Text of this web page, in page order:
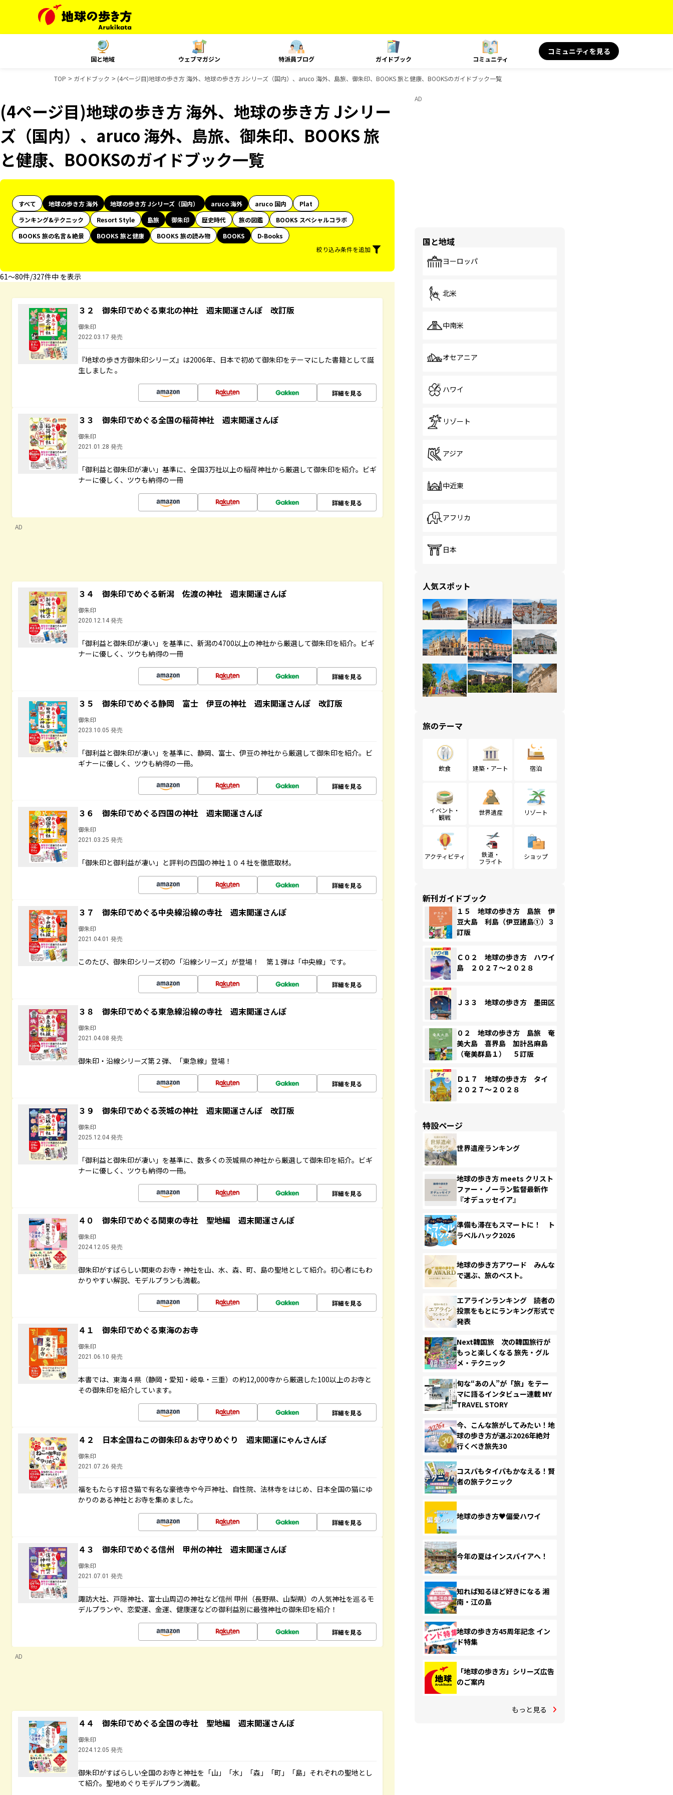
国と地域 ウェブマガジン 特派員ブログ ガイドブック コミュニティ
コミュニティを見る
TOP ガイドブック (4ページ目)地球の歩き方 海外、地球の歩き方 Jシリーズ（国内）、aruco 海外、島旅、御朱印、BOOKS 旅と健康、BOOKSのガイドブック一覧
(4ページ目)地球の歩き方 海外、地球の歩き方 Jシリー
ズ（国内）、aruco 海外、島旅、御朱印、BOOKS 旅
と健康、BOOKSのガイドブック一覧
すべて 地球の歩き方 海外 地球の歩き方 Jシリーズ（国内） aruco 海外 aruco 国内
Plat
ランキング&テクニック
Resort Style 島旅 御朱印 歴史時代 旅の図鑑
BOOKS スペシャルコラボ
BOOKS 旅の名言＆絶景
BOOKS 旅と健康 BOOKS 旅の読み物 BOOKS
D-Books
絞り込み条件を追加
61〜80件/327件中 を表示
３２ 御朱印でめぐる東北の神社 週末開運さんぽ 改訂版
御朱印
2022.03.17 発売
『地球の歩き方御朱印シリーズ』は2006年、日本で初めて御朱印をテーマにした書籍として誕
生しました 。
詳細を見る
３３ 御朱印でめぐる全国の稲荷神社 週末開運さんぽ
御朱印
2021.01.28 発売
「御利益と御朱印が凄い」基準に、全国3万社以上の稲荷神社から厳選して御朱印を紹介。ビギ
ナーに優しく、ツウも納得の一冊
詳細を見る
AD
３４ 御朱印でめぐる新潟 佐渡の神社 週末開運さんぽ
御朱印
2020.12.14 発売
「御利益と御朱印が凄い」を基準に、新潟の4700以上の神社から厳選して御朱印を紹介。ビギ
ナーに優しく、ツウも納得の一冊
詳細を見る
３５ 御朱印でめぐる静岡 富士 伊豆の神社 週末開運さんぽ 改訂版
御朱印
2023.10.05 発売
「御利益と御朱印が凄い」を基準に、静岡、富士、伊豆の神社から厳選して御朱印を紹介。ビ
ギナーに優しく、ツウも納得の一冊。
詳細を見る
３６ 御朱印でめぐる四国の神社 週末開運さんぽ
御朱印
2021.03.25 発売
「御朱印と御利益が凄い」と評判の四国の神社１０４社を徹底取材。
詳細を見る
３７ 御朱印でめぐる中央線沿線の寺社 週末開運さんぽ
御朱印
2021.04.01 発売
このたび、御朱印シリーズ初の「沿線シリーズ」が登場！ 第１弾は「中央線」です。
詳細を見る
３８ 御朱印でめぐる東急線沿線の寺社 週末開運さんぽ
御朱印
2021.04.08 発売
御朱印・沿線シリーズ第２弾、「東急線」登場！
詳細を見る
３９ 御朱印でめぐる茨城の神社 週末開運さんぽ 改訂版
御朱印
2025.12.04 発売
「御利益と御朱印が凄い」を基準に、数多くの茨城県の神社から厳選して御朱印を紹介。ビギ
ナーに優しく、ツウも納得の一冊。
詳細を見る
４０ 御朱印でめぐる関東の寺社 聖地編 週末開運さんぽ
御朱印
2024.12.05 発売
御朱印がすばらしい関東のお寺・神社を山、水、森、町、島の聖地として紹介。初心者にもわ
かりやすい解説、モデルプランも満載。
詳細を見る
４１ 御朱印でめぐる東海のお寺
御朱印
2021.06.10 発売
本書では、東海４県（静岡・愛知・岐阜・三重）の約12,000寺から厳選した100以上のお寺と
その御朱印を紹介しています。
詳細を見る
４２ 日本全国ねこの御朱印＆お守りめぐり 週末開運にゃんさんぽ
御朱印
2021.07.26 発売
福をもたらす招き猫で有名な豪徳寺や今戸神社、自性院、法林寺をはじめ、日本全国の猫にゆ
かりのある神社とお寺を集めました。
詳細を見る
４３ 御朱印でめぐる信州 甲州の神社 週末開運さんぽ
御朱印
2021.07.01 発売
諏訪大社、戸隠神社、富士山周辺の神社など信州 甲州（長野県、山梨県）の人気神社を巡るモ
デルプランや、恋愛運、金運、健康運などの御利益別に最強神社の御朱印を紹介！
詳細を見る
AD
４４ 御朱印でめぐる全国の寺社 聖地編 週末開運さんぽ
御朱印
2024.12.05 発売
御朱印がすばらしい全国のお寺と神社を「山」「水」「森」「町」「島」それぞれの聖地とし
て紹介。聖地めぐりモデルプラン満載。
AD
国と地域
ヨーロッパ
北米
中南米
オセアニア
ハワイ
リゾート
アジア
中近東
アフリカ
日本
人気スポット
旅のテーマ
飲食 建築・アート 宿泊
イベント・
観戦
世界遺産 リゾート
アクティビティ
鉄道・
フライト
ショップ
新刊ガイドブック
１５ 地球の歩き方 島旅 伊
豆大島 利島（伊豆諸島①）３
訂版
Ｃ０２ 地球の歩き方 ハワイ
島 ２０２７～２０２８
Ｊ３３ 地球の歩き方 墨田区
０２ 地球の歩き方 島旅 奄
美大島 喜界島 加計呂麻島
（奄美群島１） ５訂版
Ｄ１７ 地球の歩き方 タイ
２０２７～２０２８
特設ページ
世界遺産ランキング
地球の歩き方 meets クリスト
ファー・ノーラン監督最新作
『オデュッセイア』
準備も滞在もスマートに！ ト
ラベルハック2026
地球の歩き方アワード みんな
で選ぶ、旅のベスト。
エアラインランキング 読者の
投票をもとにランキング形式で
発表
Next韓国旅 次の韓国旅行が
もっと楽しくなる 旅先・グル
メ・テクニック
旬な“あの人”が「旅」をテー
マに語るインタビュー連載 MY
TRAVEL STORY
今、こんな旅がしてみたい！地
球の歩き方が選ぶ2026年絶対
行くべき旅先30
コスパもタイパもかなえる！賢
者の旅テクニック
地球の歩き方♥偏愛ハワイ
今年の夏はインスパイアへ！
知れば知るほど好きになる 湘
南・江の島
地球の歩き方45周年記念 イン
ド特集
「地球の歩き方」シリーズ広告
のご案内
もっと見る